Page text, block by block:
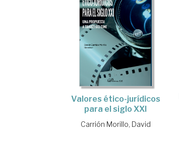
Valores ético-jurídicos
para el siglo XXI
Carrión Morillo, David